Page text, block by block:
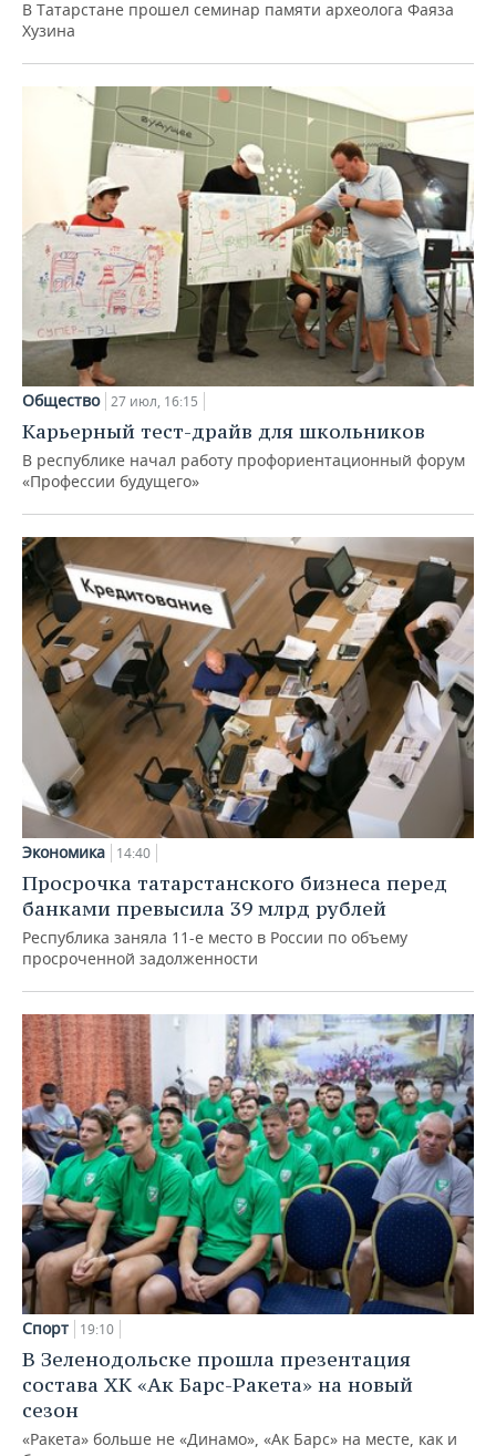
В Татарстане прошел семинар памяти археолога Фаяза
Хузина
Общество 27 июл, 16:15
Карьерный тест-драйв для школьников
В республике начал работу профориентационный форум
«Профессии будущего»
Экономика 14:40
Просрочка татарстанского бизнеса перед
банками превысила 39 млрд рублей
Республика заняла 11-е место в России по объему
просроченной задолженности
Спорт 19:10
В Зеленодольске прошла презентация
состава ХК «Ак Барс-Ракета» на новый
сезон
«Ракета» больше не «Динамо», «Ак Барс» на месте, как и